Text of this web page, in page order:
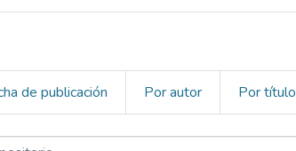
de publicación Por autor Por título